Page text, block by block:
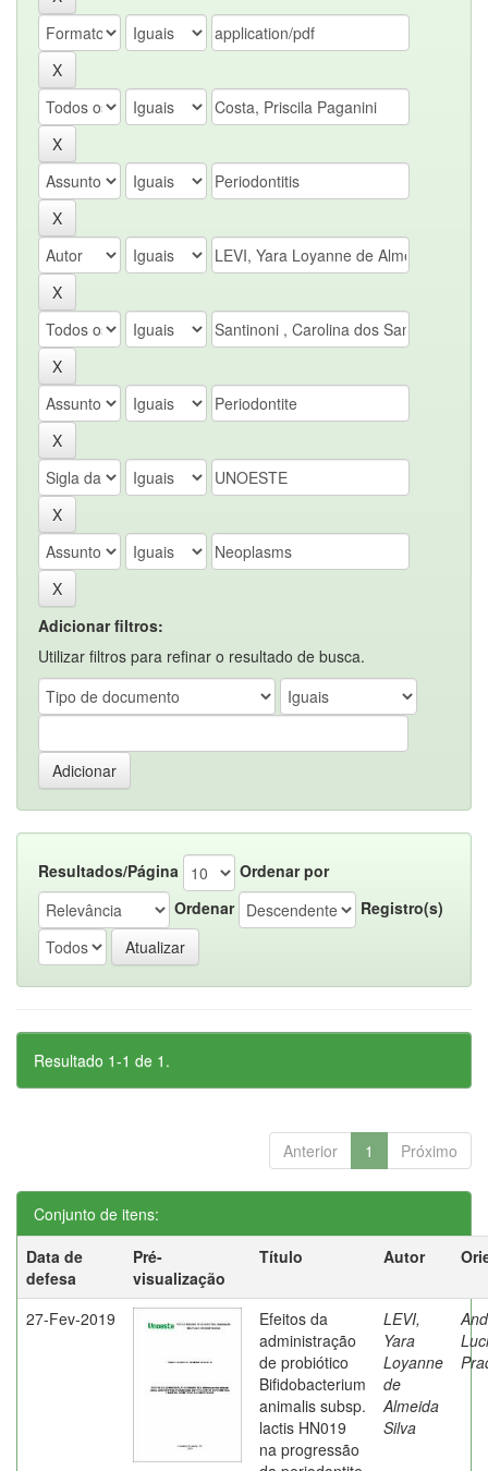
Adicionar filtros:
Utilizar filtros para refinar o resultado de busca.
Resultados/Página
Ordenar por
Ordenar
Registro(s)
Resultado 1-1 de 1.
Anterior 1 Próximo
Conjunto de itens:
Data de
defesa
Pré-
visualização
Título Autor
27-Fev-2019
Efeitos da
administração
de probiótico
Bifidobacterium
animalis subsp.
lactis HN019
na progressão
LEVI,
Yara
Loyanne
de
Almeida
Silva